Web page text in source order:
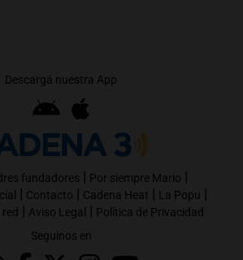
Descargá nuestra App
fundadores | Por siempre Mario |
| Contacto | Cadena Heat | La Popu |
| Aviso Legal | Política de Privacidad
Seguinos en